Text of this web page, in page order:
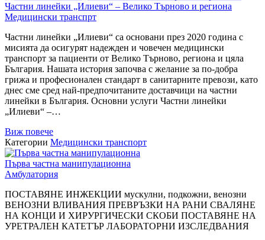
Частни линейки „Илиеви“ – Велико Търново и региона
Медицински транспрт
Частни линейки „Илиеви“ са основани през 2020 година с
мисията да осигурят надежден и човечен медицински
транспорт за пациенти от Велико Търново, региона и цяла
България. Нашата история започва с желание за по-добра
грижа и професионален стандарт в санитарните превози, като
днес сме сред най-предпочитаните доставчици на частни
линейки в България. Основни услуги Частни линейки
„Илиеви“ –…
Виж повече
Категории Медицински транспорт
Първа частна манипулационна
Амбулатория
ПОСТАВЯНЕ ИНЖЕКЦИИ мускулни, подкожни, венозни
ВЕНОЗНИ ВЛИВАНИЯ ПРЕВРЪЗКИ НА РАНИ СВАЛЯНЕ
НА КОНЦИ И ХИРУРГИЧЕСКИ СКОБИ ПОСТАВЯНЕ НА
УРЕТРАЛЕН КАТЕТЪР ЛАБОРАТОРНИ ИЗСЛЕДВАНИЯ